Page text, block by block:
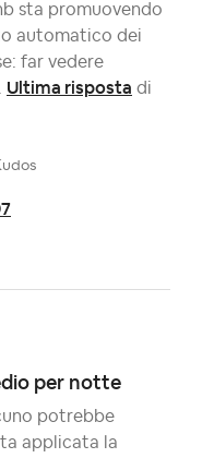
sta promuovendo
automatico dei
far vedere
Ultima risposta di
per notte
potrebbe
applicata la